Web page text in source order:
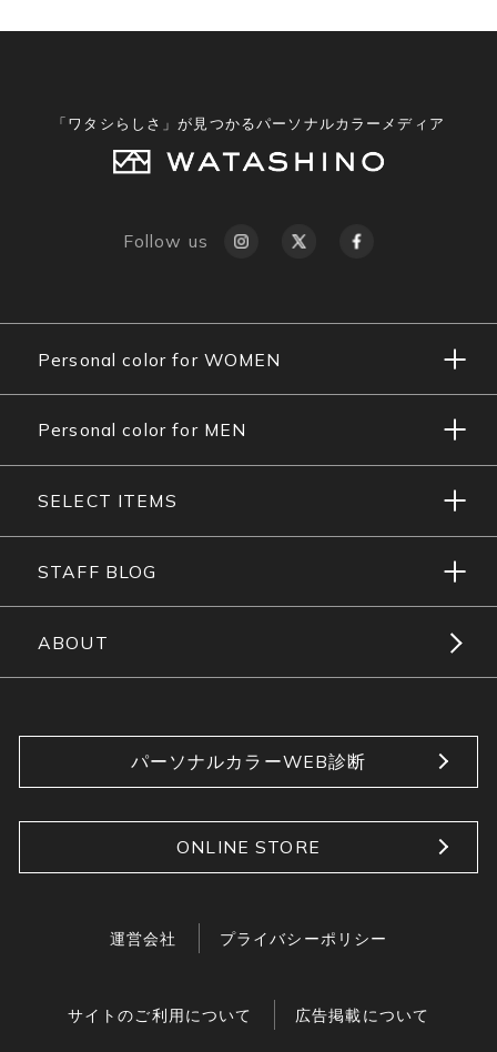
「ワタシらしさ」が見つかるパーソナルカラーメディア
Follow us
Personal color for WOMEN
Personal color for MEN
SELECT ITEMS
STAFF BLOG
ABOUT
パーソナルカラーWEB診断
ONLINE STORE
運営会社 プライバシーポリシー
サイトのご利用について 広告掲載について